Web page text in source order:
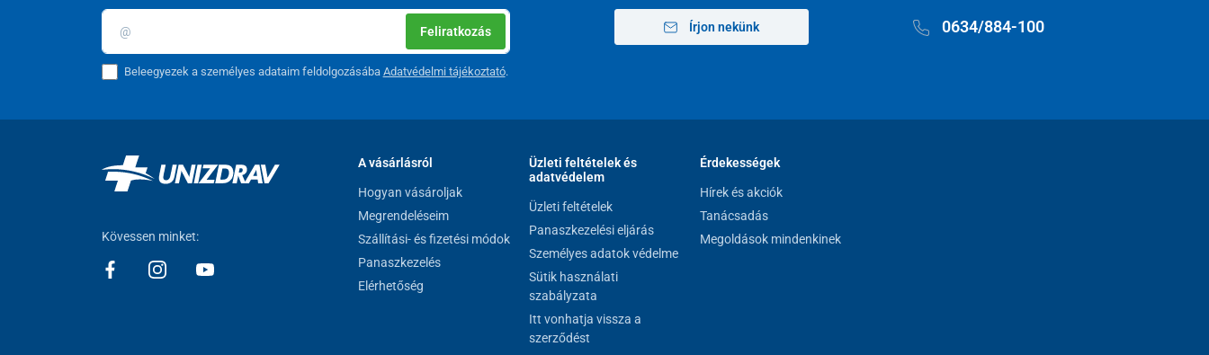
Írjon nekünk 0634/884-100
Feliratkozás
Beleegyezek a személyes adataim feldolgozásába Adatvédelmi tájékoztató.
Kövessen minket:
A vásárlásról
Hogyan vásároljak
Megrendeléseim
Szállítási- és fizetési módok
Panaszkezelés
Elérhetőség
Üzleti feltételek és
adatvédelem
Üzleti feltételek
Panaszkezelési eljárás
Személyes adatok védelme
Sütik használati
szabályzata
Itt vonhatja vissza a
szerződést
Érdekességek
Hírek és akciók
Tanácsadás
Megoldások mindenkinek